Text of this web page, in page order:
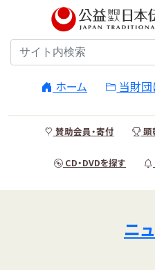
ホーム 当財団
賛助会員・寄付 顕
CD・DVDを探す
ニ